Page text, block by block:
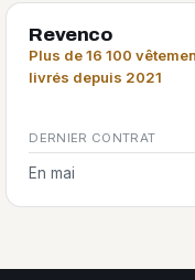
Revenco
Plus de 16 100
livrés depuis 2021
DERNIER CONTRAT
En mai